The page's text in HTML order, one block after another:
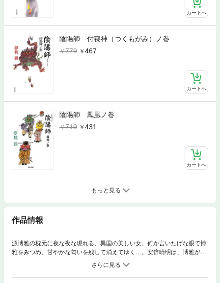
カートへ
陰陽師 付喪神（つくもがみ）ノ巻
779
467
カートへ
陰陽師 鳳凰ノ巻
719
431
カートへ
もっと見る
作品情報
源博雅の枕元に夜な夜な現れる、異国の美しい女。何か言いたげな眼で博
雅をみつめ、甘やかな匂いを残して消えてゆく…。安倍晴明は、博雅が帝
から賜ったという摩訶不思議な琵琶に着目する。はたして琵琶と女の関係
は？（「月琴姫」）真夜中の観音堂で、延々と経を唱える小僧の声。もの
のけか？ いつまでも読み終わらないわけは…。（「魔鬼物小僧」）御歳